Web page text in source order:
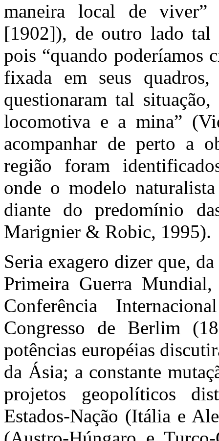
maneira local de
[1902]), de outro lado tal
pois “quando poderíamos
fixada em seus
questionaram tal
locomotiva e a mina”
acompanhar de perto a
região foram
onde o modelo
diante do predomínio
Marignier & Robic, 1995).
Seria exagero dizer que,
Primeira Guerra
Conferência
Congresso de Berlim
potências européias
da Ásia; a constante
projetos geopolíticos
Estados-Nação (Itália e